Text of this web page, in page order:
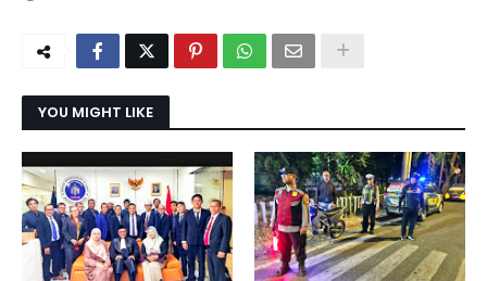
YOU MIGHT LIKE